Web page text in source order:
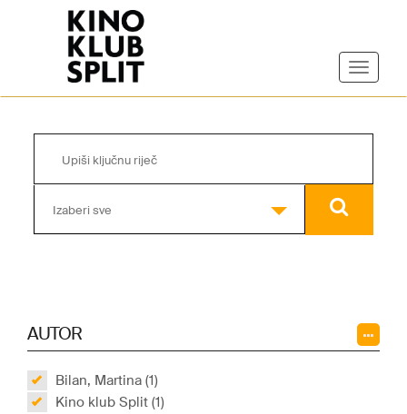
Izaberi sve
AUTOR
Bilan, Martina (1)
Kino klub Split (1)